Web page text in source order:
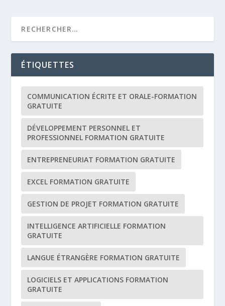
ÉTIQUETTES
COMMUNICATION ÉCRITE ET ORALE-FORMATION
GRATUITE
DÉVELOPPEMENT PERSONNEL ET
PROFESSIONNEL FORMATION GRATUITE
ENTREPRENEURIAT FORMATION GRATUITE
EXCEL FORMATION GRATUITE
GESTION DE PROJET FORMATION GRATUITE
INTELLIGENCE ARTIFICIELLE FORMATION
GRATUITE
LANGUE ÉTRANGÈRE FORMATION GRATUITE
LOGICIELS ET APPLICATIONS FORMATION
GRATUITE